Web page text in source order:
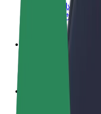
დაამატე რესტორანი
მოიზიდე მეტი
დარეგისტრირდი
დაამატე შენი
Bolt-ის პროდუქტები